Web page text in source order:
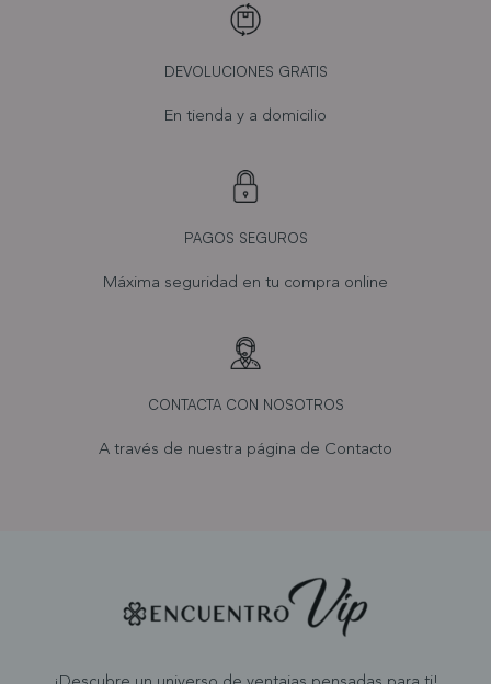
DEVOLUCIONES GRATIS
En tienda y a domicilio
PAGOS SEGUROS
Máxima seguridad en tu compra online
CONTACTA CON NOSOTROS
A través de nuestra página de Contacto